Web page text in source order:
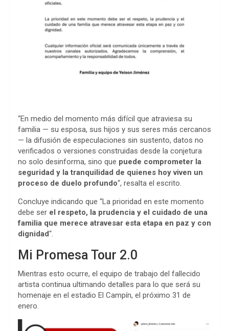
“En medio del momento más difícil que atraviesa su
familia — su esposa, sus hijos y sus seres más cercanos
— la difusión de especulaciones sin sustento, datos no
verificados o versiones construidas desde la conjetura
no solo desinforma, sino que puede comprometer la
seguridad y la tranquilidad de quienes hoy viven un
proceso de duelo profundo“, resalta el escrito.
Concluye indicando que “La prioridad en este momento
debe ser el respeto, la prudencia y el cuidado de una
familia que merece atravesar esta etapa en paz y con
dignidad“.
Mi Promesa Tour 2.0
Mientras esto ocurre, el equipo de trabajo del fallecido
artista continua ultimando detalles para lo que será su
homenaje en el estadio El Campín, el próximo 31 de
enero.